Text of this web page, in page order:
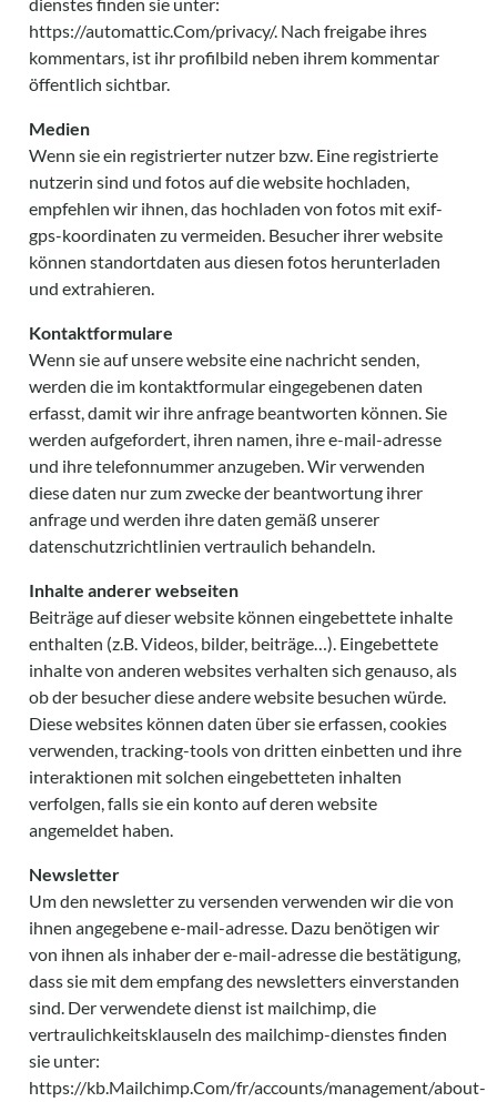
https://automattic.Com/privacy/. Nach freigabe ihres
kommentars, ist ihr profilbild neben ihrem kommentar
öffentlich sichtbar.
Medien
Wenn sie ein registrierter nutzer bzw. Eine registrierte
nutzerin sind und fotos auf die website hochladen,
empfehlen wir ihnen, das hochladen von fotos mit exif-
gps-koordinaten zu vermeiden. Besucher ihrer website
können standortdaten aus diesen fotos herunterladen
und extrahieren.
Kontaktformulare
Wenn sie auf unsere website eine nachricht senden,
werden die im kontaktformular eingegebenen daten
erfasst, damit wir ihre anfrage beantworten können. Sie
werden aufgefordert, ihren namen, ihre e-mail-adresse
und ihre telefonnummer anzugeben. Wir verwenden
diese daten nur zum zwecke der beantwortung ihrer
anfrage und werden ihre daten gemäß unserer
datenschutzrichtlinien vertraulich behandeln.
Inhalte anderer webseiten
Beiträge auf dieser website können eingebettete inhalte
enthalten (z.B. Videos, bilder, beiträge…). Eingebettete
inhalte von anderen websites verhalten sich genauso, als
ob der besucher diese andere website besuchen würde.
Diese websites können daten über sie erfassen, cookies
verwenden, tracking-tools von dritten einbetten und ihre
interaktionen mit solchen eingebetteten inhalten
verfolgen, falls sie ein konto auf deren website
angemeldet haben.
Newsletter
Um den newsletter zu versenden verwenden wir die von
ihnen angegebene e-mail-adresse. Dazu benötigen wir
von ihnen als inhaber der e-mail-adresse die bestätigung,
dass sie mit dem empfang des newsletters einverstanden
sind. Der verwendete dienst ist mailchimp, die
vertraulichkeitsklauseln des mailchimp-dienstes finden
sie unter:
https://kb.Mailchimp.Com/fr/accounts/management/about-